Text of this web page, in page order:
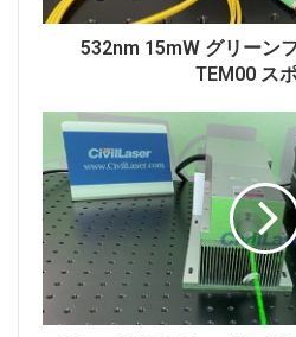
差し込み可能なファイバーは
やすく、ここでのシングルモ
れているため差し込むことが
ンで調整でき、最大出力電力
力電力を調整でき、調整精度は
532nm 15mW グリーン
TEM00 ス